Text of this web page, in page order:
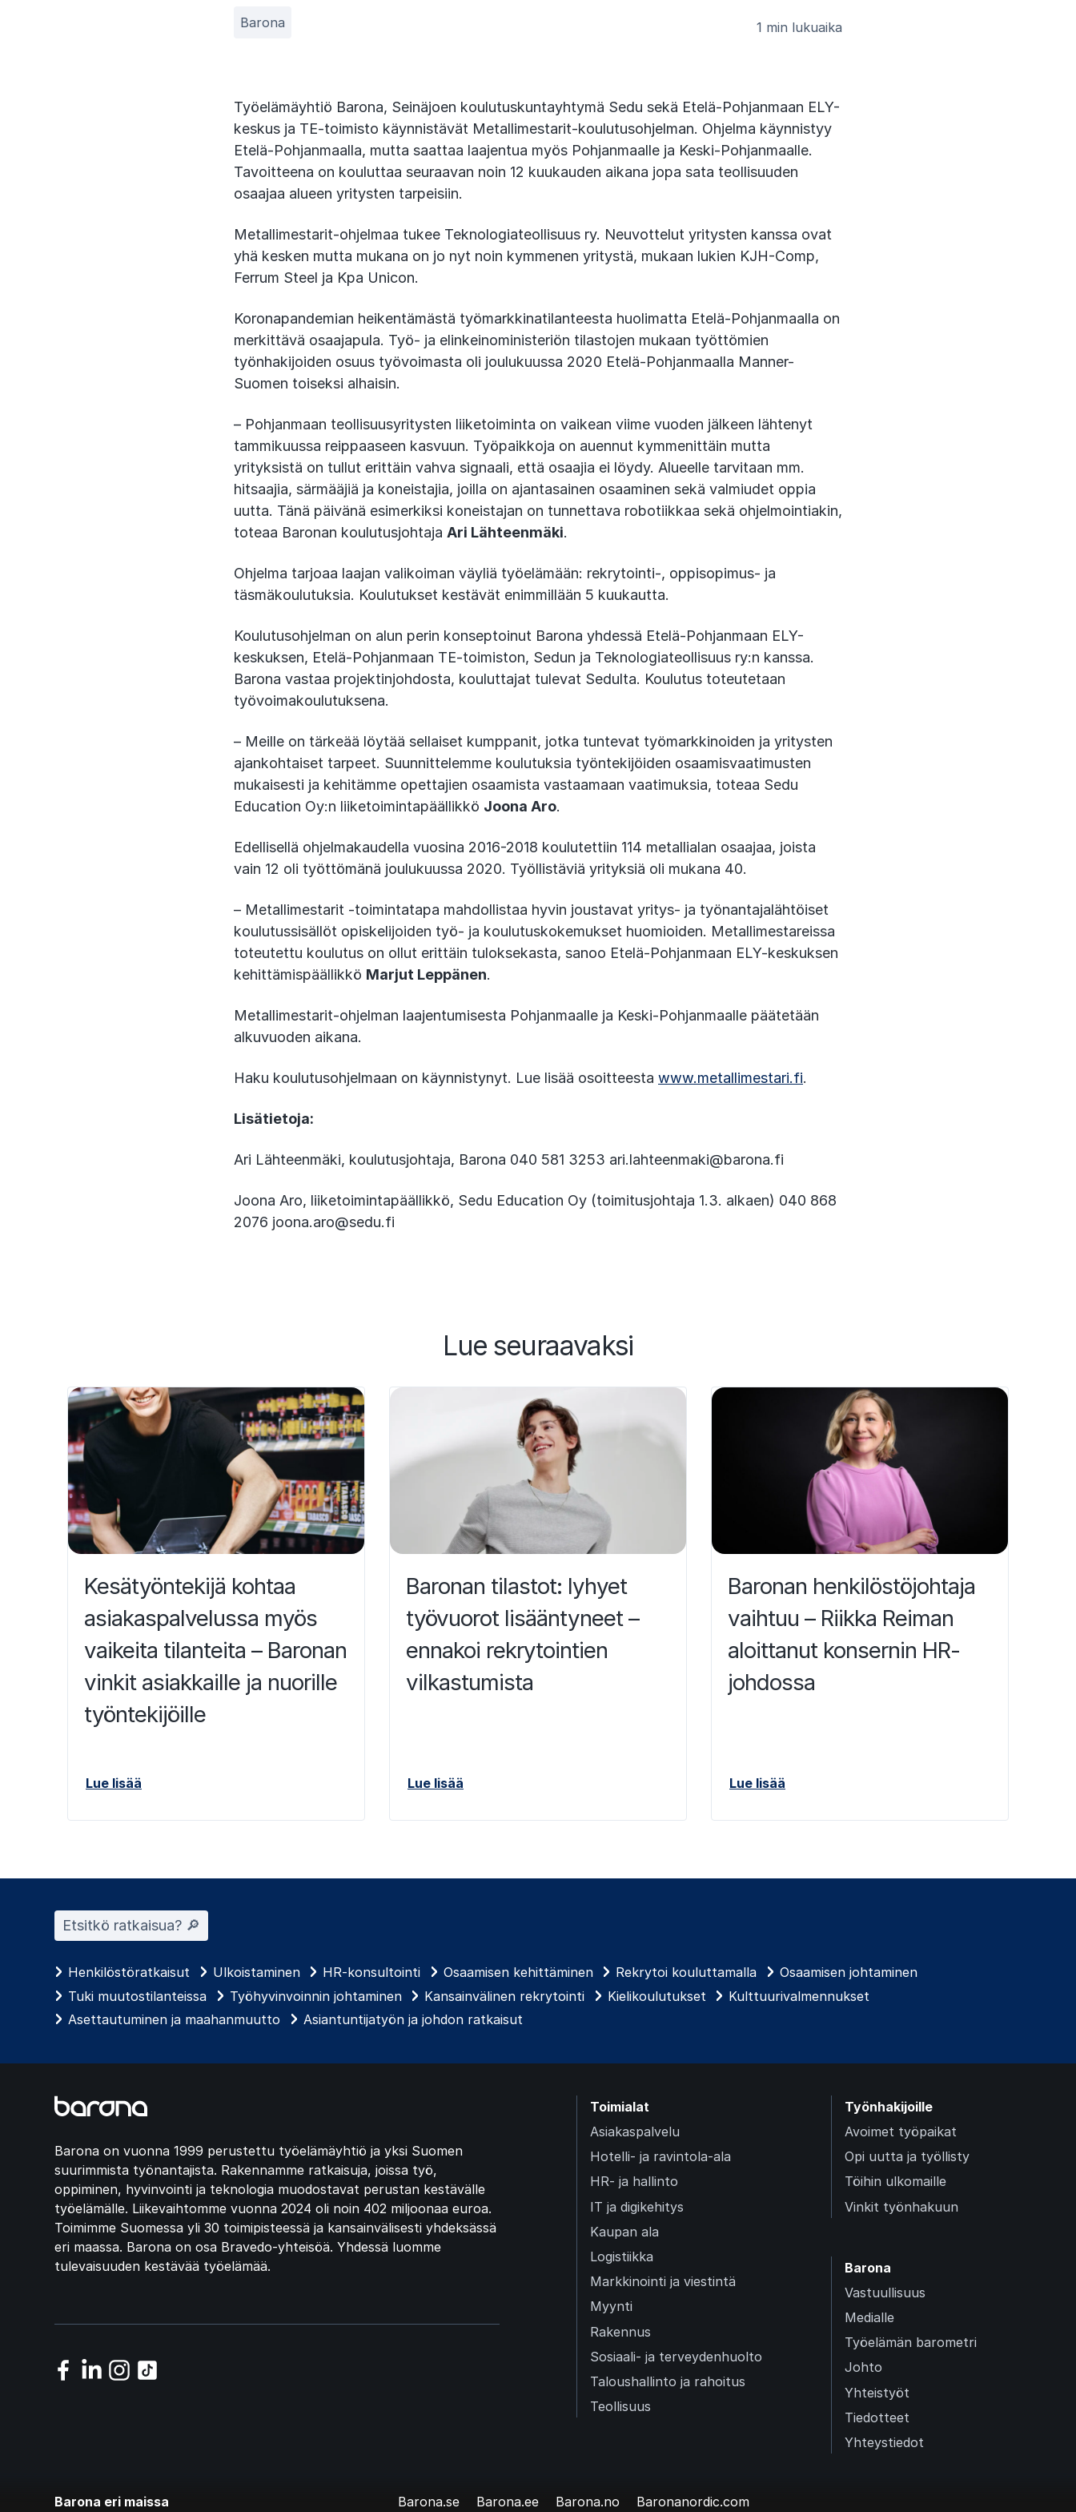
Barona 1 min lukuaika
Työelämäyhtiö Barona, Seinäjoen koulutuskuntayhtymä Sedu sekä Etelä-Pohjanmaan ELY-
keskus ja TE-toimisto käynnistävät Metallimestarit-koulutusohjelman. Ohjelma käynnistyy
Etelä-Pohjanmaalla, mutta saattaa laajentua myös Pohjanmaalle ja Keski-Pohjanmaalle.
Tavoitteena on kouluttaa seuraavan noin 12 kuukauden aikana jopa sata teollisuuden
osaajaa alueen yritysten tarpeisiin.
Metallimestarit-ohjelmaa tukee Teknologiateollisuus ry. Neuvottelut yritysten kanssa ovat
yhä kesken mutta mukana on jo nyt noin kymmenen yritystä, mukaan lukien KJH-Comp,
Ferrum Steel ja Kpa Unicon.
Koronapandemian heikentämästä työmarkkinatilanteesta huolimatta Etelä-Pohjanmaalla on
merkittävä osaajapula. Työ- ja elinkeinoministeriön tilastojen mukaan työttömien
työnhakijoiden osuus työvoimasta oli joulukuussa 2020 Etelä-Pohjanmaalla Manner-
Suomen toiseksi alhaisin.
– Pohjanmaan teollisuusyritysten liiketoiminta on vaikean viime vuoden jälkeen lähtenyt
tammikuussa reippaaseen kasvuun. Työpaikkoja on auennut kymmenittäin mutta
yrityksistä on tullut erittäin vahva signaali, että osaajia ei löydy. Alueelle tarvitaan mm.
hitsaajia, särmääjiä ja koneistajia, joilla on ajantasainen osaaminen sekä valmiudet oppia
uutta. Tänä päivänä esimerkiksi koneistajan on tunnettava robotiikkaa sekä ohjelmointiakin,
toteaa Baronan koulutusjohtaja Ari Lähteenmäki.
Ohjelma tarjoaa laajan valikoiman väyliä työelämään: rekrytointi-, oppisopimus- ja
täsmäkoulutuksia. Koulutukset kestävät enimmillään 5 kuukautta.
Koulutusohjelman on alun perin konseptoinut Barona yhdessä Etelä-Pohjanmaan ELY-
keskuksen, Etelä-Pohjanmaan TE-toimiston, Sedun ja Teknologiateollisuus ry:n kanssa.
Barona vastaa projektinjohdosta, kouluttajat tulevat Sedulta. Koulutus toteutetaan
työvoimakoulutuksena.
– Meille on tärkeää löytää sellaiset kumppanit, jotka tuntevat työmarkkinoiden ja yritysten
ajankohtaiset tarpeet. Suunnittelemme koulutuksia työntekijöiden osaamisvaatimusten
mukaisesti ja kehitämme opettajien osaamista vastaamaan vaatimuksia, toteaa Sedu
Education Oy:n liiketoimintapäällikkö Joona Aro.
Edellisellä ohjelmakaudella vuosina 2016-2018 koulutettiin 114 metallialan osaajaa, joista
vain 12 oli työttömänä joulukuussa 2020. Työllistäviä yrityksiä oli mukana 40.
– Metallimestarit -toimintatapa mahdollistaa hyvin joustavat yritys- ja työnantajalähtöiset
koulutussisällöt opiskelijoiden työ- ja koulutuskokemukset huomioiden. Metallimestareissa
toteutettu koulutus on ollut erittäin tuloksekasta, sanoo Etelä-Pohjanmaan ELY-keskuksen
kehittämispäällikkö Marjut Leppänen.
Metallimestarit-ohjelman laajentumisesta Pohjanmaalle ja Keski-Pohjanmaalle päätetään
alkuvuoden aikana.
Haku koulutusohjelmaan on käynnistynyt. Lue lisää osoitteesta www.metallimestari.fi.
Lisätietoja:
Ari Lähteenmäki, koulutusjohtaja, Barona 040 581 3253 ari.lahteenmaki@barona.fi
Joona Aro, liiketoimintapäällikkö, Sedu Education Oy (toimitusjohtaja 1.3. alkaen) 040 868
2076 joona.aro@sedu.fi
Lue seuraavaksi
Kesätyöntekijä kohtaa
asiakaspalvelussa myös
vaikeita tilanteita – Baronan
vinkit asiakkaille ja nuorille
työntekijöille
Lue lisää
Baronan tilastot: lyhyet
työvuorot lisääntyneet –
ennakoi rekrytointien
vilkastumista
Lue lisää
Baronan henkilöstöjohtaja
vaihtuu – Riikka Reiman
aloittanut konsernin HR-
johdossa
Lue lisää
Etsitkö ratkaisua? 🔎︎
Henkilöstöratkaisut Ulkoistaminen HR-konsultointi Osaamisen kehittäminen Rekrytoi kouluttamalla
Osaamisen johtaminen
Tuki muutostilanteissa
Työhyvinvoinnin johtaminen Kansainvälinen rekrytointi Kielikoulutukset
Kulttuurivalmennukset
Asettautuminen ja maahanmuutto
Asiantuntijatyön ja johdon ratkaisut
Barona on vuonna 1999 perustettu työelämäyhtiö ja yksi Suomen
suurimmista työnantajista. Rakennamme ratkaisuja, joissa työ,
oppiminen, hyvinvointi ja teknologia muodostavat perustan kestävälle
työelämälle. Liikevaihtomme vuonna 2024 oli noin 402 miljoonaa euroa.
Toimimme Suomessa yli 30 toimipisteessä ja kansainvälisesti yhdeksässä
eri maassa. Barona on osa Bravedo-yhteisöä. Yhdessä luomme
tulevaisuuden kestävää työelämää.
Toimialat
Asiakaspalvelu
Hotelli- ja ravintola-ala
HR- ja hallinto
IT ja digikehitys
Kaupan ala
Logistiikka
Markkinointi ja viestintä
Myynti
Rakennus
Sosiaali- ja terveydenhuolto
Taloushallinto ja rahoitus
Teollisuus
Työnhakijoille
Avoimet työpaikat
Opi uutta ja työllisty
Töihin ulkomaille
Vinkit työnhakuun
Barona
Vastuullisuus
Medialle
Työelämän barometri
Johto
Yhteistyöt
Tiedotteet
Yhteystiedot
Barona eri maissa Barona.se Barona.ee Barona.no Baronanordic.com